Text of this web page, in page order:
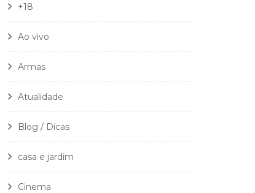
+18
Ao vivo
Armas
Atualidade
Blog / Dicas
casa e jardim
Cinema